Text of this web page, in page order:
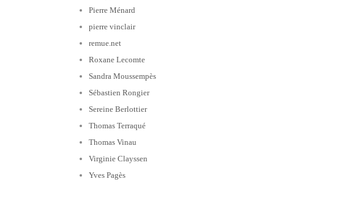
Pierre Ménard
pierre vinclair
remue.net
Roxane Lecomte
Sandra Moussempès
Sébastien Rongier
Sereine Berlottier
Thomas Terraqué
Thomas Vinau
Virginie Clayssen
Yves Pagès